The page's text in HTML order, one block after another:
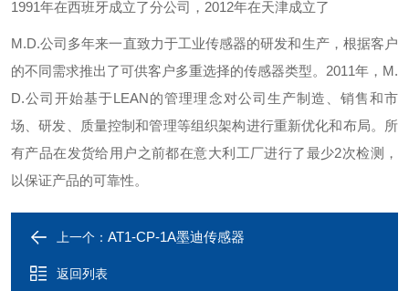
1991年在西班牙成立了分公司，2012年在天津成立了
M.D.公司多年来一直致力于工业传感器的研发和生产，根据客户
的不同需求推出了可供客户多重选择的传感器类型。2011年，M.
D.公司开始基于LEAN的管理理念对公司生产制造、销售和市
场、研发、质量控制和管理等组织架构进行重新优化和布局。所
有产品在发货给用户之前都在意大利工厂进行了最少2次检测，
以保证产品的可靠性。
上一个： AT1-CP-1A墨迪传感器
返回列表